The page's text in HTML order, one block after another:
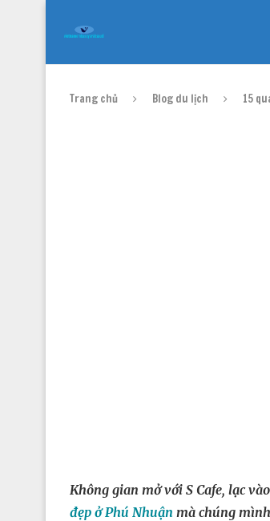
Trang chủ Blog du lịch 15
Không gian mở với S Cafe, lạc
đẹp ở Phú Nhuận mà chúng